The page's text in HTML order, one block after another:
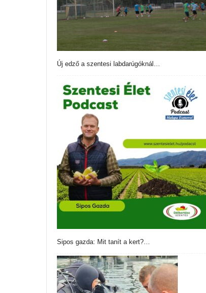
Új edző a szentesi labdarúgóknál…
Sipos gazda: Mit tanít a kert?…